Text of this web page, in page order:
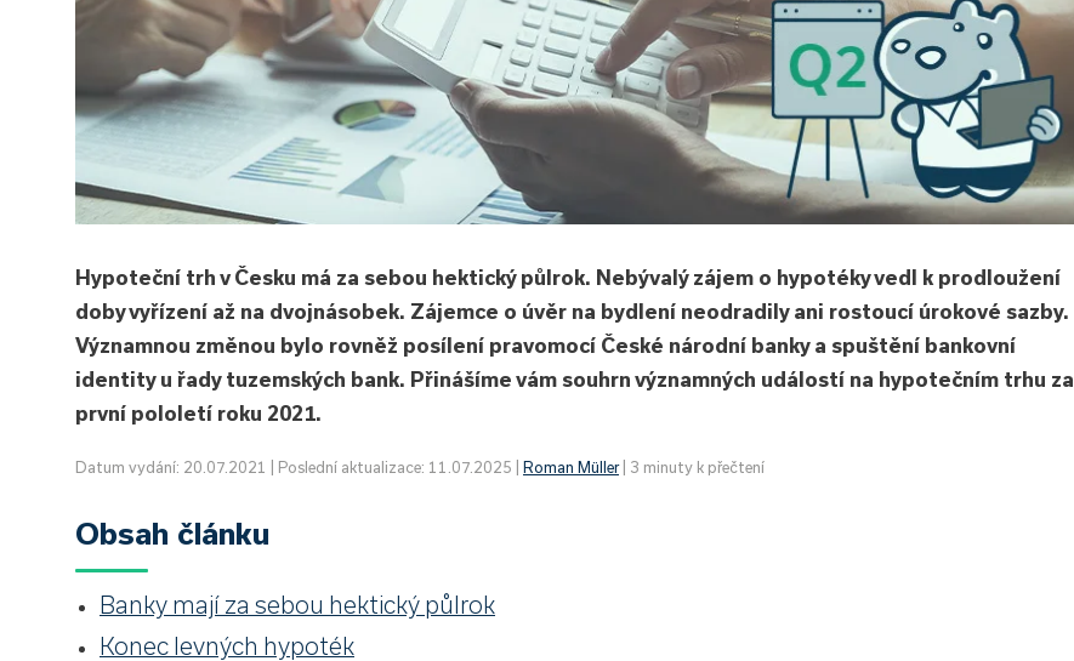
Hypoteční trh v Česku má za sebou hektický půlrok. Nebývalý zájem o hypotéky vedl k prodloužení
doby vyřízení až na dvojnásobek. Zájemce o úvěr na bydlení neodradily ani rostoucí úrokové sazby.
Významnou změnou bylo rovněž posílení pravomocí České národní banky a spuštění bankovní
identity u řady tuzemských bank. Přinášíme vám souhrn významných událostí na hypotečním trhu za
první pololetí roku 2021.
Datum vydání: 20.07.2021 | Poslední aktualizace: 11.07.2025 | Roman Müller| 3 minuty k přečtení
Obsah článku
Banky mají za sebou hektický půlrok
Konec levných hypoték